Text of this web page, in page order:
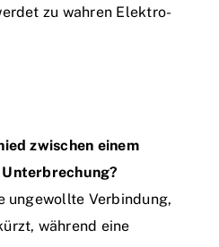
zu wahren Elektro-
zwischen einem
ungewollte Verbindung,
während eine